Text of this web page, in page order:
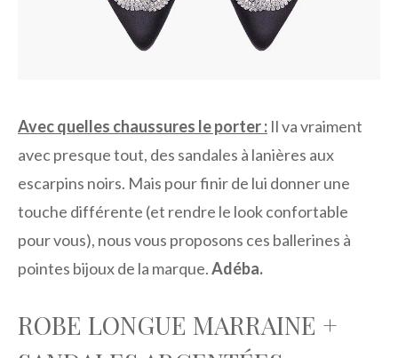
Avec quelles chaussures le porter : Il va vraiment
avec presque tout, des sandales à lanières aux
escarpins noirs. Mais pour finir de lui donner une
touche différente (et rendre le look confortable
pour vous), nous vous proposons ces ballerines à
pointes bijoux de la marque.Adéba.
ROBE LONGUE MARRAINE +